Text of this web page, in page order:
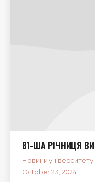
81-ША РІЧНИЦЯ
Новини університету
October 23, 2024